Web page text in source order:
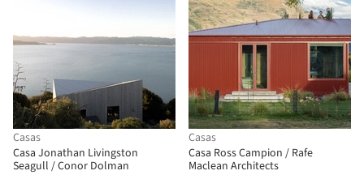
Casas
Casa Jonathan Livingston
Seagull / Conor Dolman
Casas
Casa Ross Campion / Rafe
Maclean Architects